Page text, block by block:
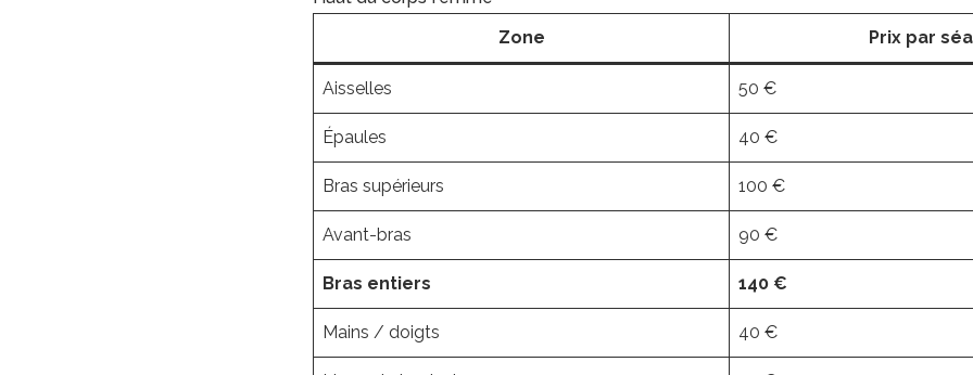
Zone
Prix par
Aisselles 50 €
Épaules 40 €
Bras supérieurs 100 €
Avant-bras 90 €
Bras entiers 140 €
Mains / doigts 40 €